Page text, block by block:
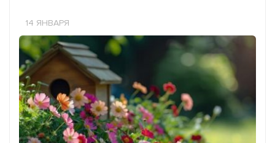
14 ЯНВАРЯ